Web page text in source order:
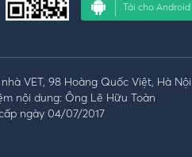
Tải cho Android
VET, 98 Hoàng Quốc Việt, Hà Nội
nội dung: Ông Lê Hữu Toàn
ngày 04/07/2017